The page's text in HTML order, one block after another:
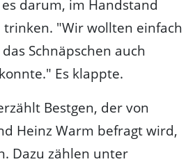
darum, im Handstand
trinken. "Wir wollten einfach
Schnäpschen auch
Es klappte.
Bestgen, der von
Heinz Warm befragt wird,
Dazu zählen unter